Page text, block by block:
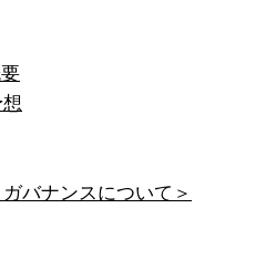
バナンスについて＞